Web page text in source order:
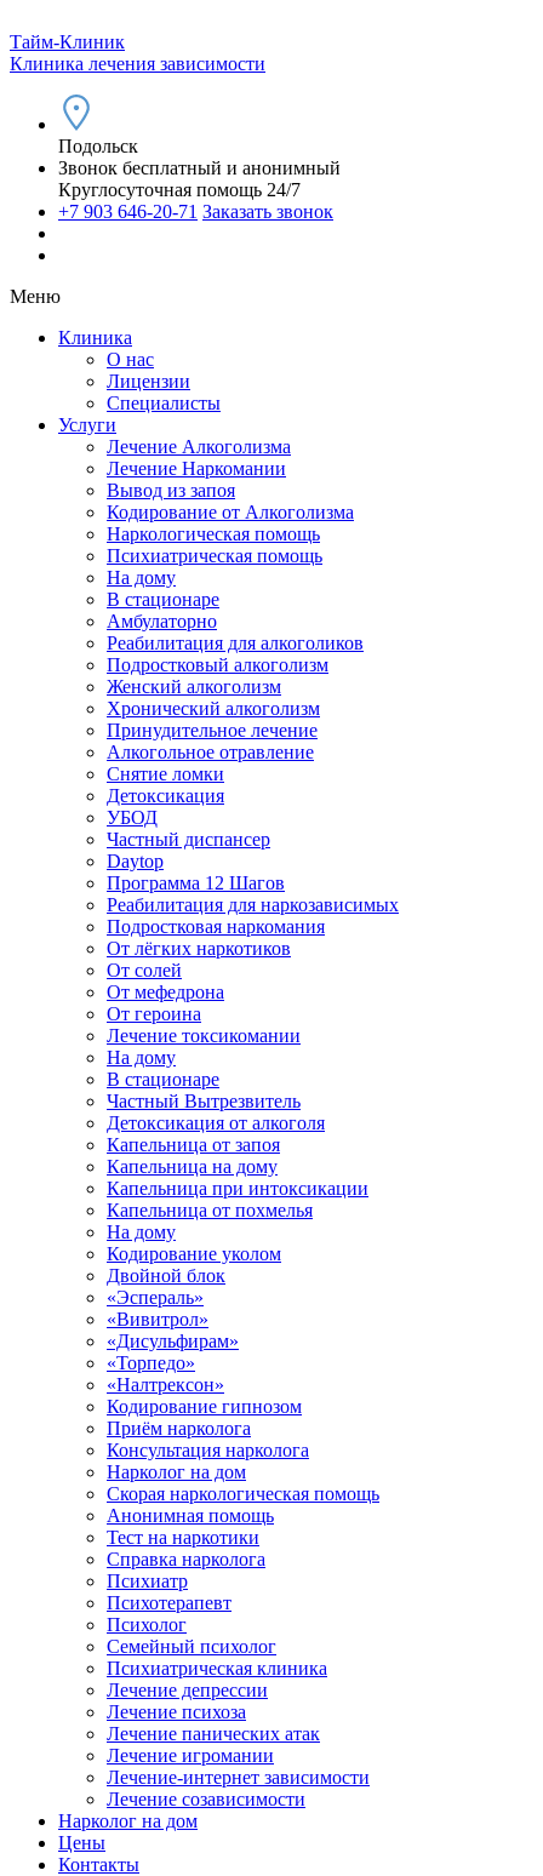
Тайм-Клиник
Клиника лечения зависимости
Подольск
Звонок бесплатный и анонимный
Круглосуточная помощь 24/7
+7 903 646-20-71 Заказать звонок
Меню
Клиника
О нас
Лицензии
Специалисты
Услуги
Лечение Алкоголизма
Лечение Наркомании
Вывод из запоя
Кодирование от Алкоголизма
Наркологическая помощь
Психиатрическая помощь
На дому
В стационаре
Амбулаторно
Реабилитация для алкоголиков
Подростковый алкоголизм
Женский алкоголизм
Хронический алкоголизм
Принудительное лечение
Алкогольное отравление
Снятие ломки
Детоксикация
УБОД
Частный диспансер
Daytop
Программа 12 Шагов
Реабилитация для наркозависимых
Подростковая наркомания
От лёгких наркотиков
От солей
От мефедрона
От героина
Лечение токсикомании
На дому
В стационаре
Частный Вытрезвитель
Детоксикация от алкоголя
Капельница от запоя
Капельница на дому
Капельница при интоксикации
Капельница от похмелья
На дому
Кодирование уколом
Двойной блок
«Эспераль»
«Вивитрол»
«Дисульфирам»
«Торпедо»
«Налтрексон»
Кодирование гипнозом
Приём нарколога
Консультация нарколога
Нарколог на дом
Скорая наркологическая помощь
Анонимная помощь
Тест на наркотики
Справка нарколога
Психиатр
Психотерапевт
Психолог
Семейный психолог
Психиатрическая клиника
Лечение депрессии
Лечение психоза
Лечение панических атак
Лечение игромании
Лечение-интернет зависимости
Лечение созависимости
Нарколог на дом
Цены
Контакты